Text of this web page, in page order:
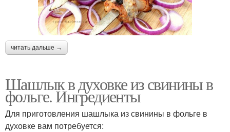
читать дальше →
Шашлык в духовке из свинины в
фольге. Ингредиенты
Для приготовления шашлыка из свинины в фольге в
духовке вам потребуется: